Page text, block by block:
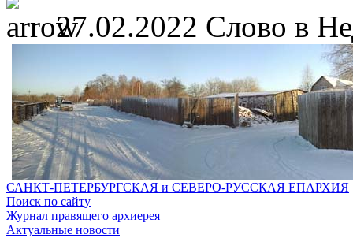
27.02.2022 Слово в
САНКТ-ПЕТЕРБУРГСКАЯ и СЕВЕРО-РУССКАЯ ЕПАРХИЯ
Поиск по сайту
Журнал правящего архиерея
Актуальные новости